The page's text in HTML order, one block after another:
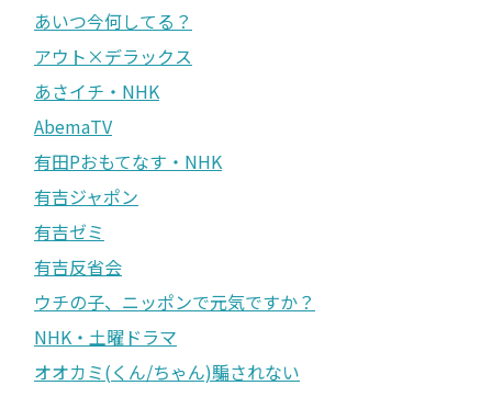
あいつ今何してる？
アウト×デラックス
あさイチ・NHK
AbemaTV
有田Pおもてなす・NHK
有吉ジャポン
有吉ゼミ
有吉反省会
ウチの子、ニッポンで元気ですか？
NHK・土曜ドラマ
オオカミ(くん/ちゃん)騙されない